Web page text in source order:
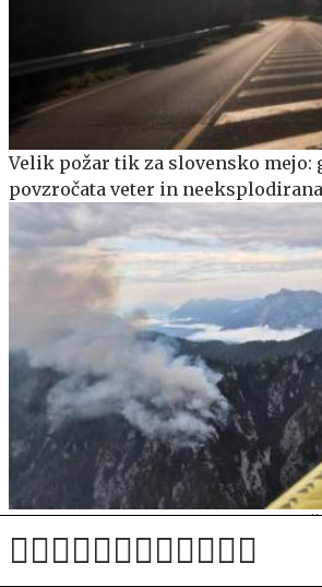
Velik požar tik za slovensko mejo:
povzročata veter in
Nad vasjo Srednji Vrh izbruhnil